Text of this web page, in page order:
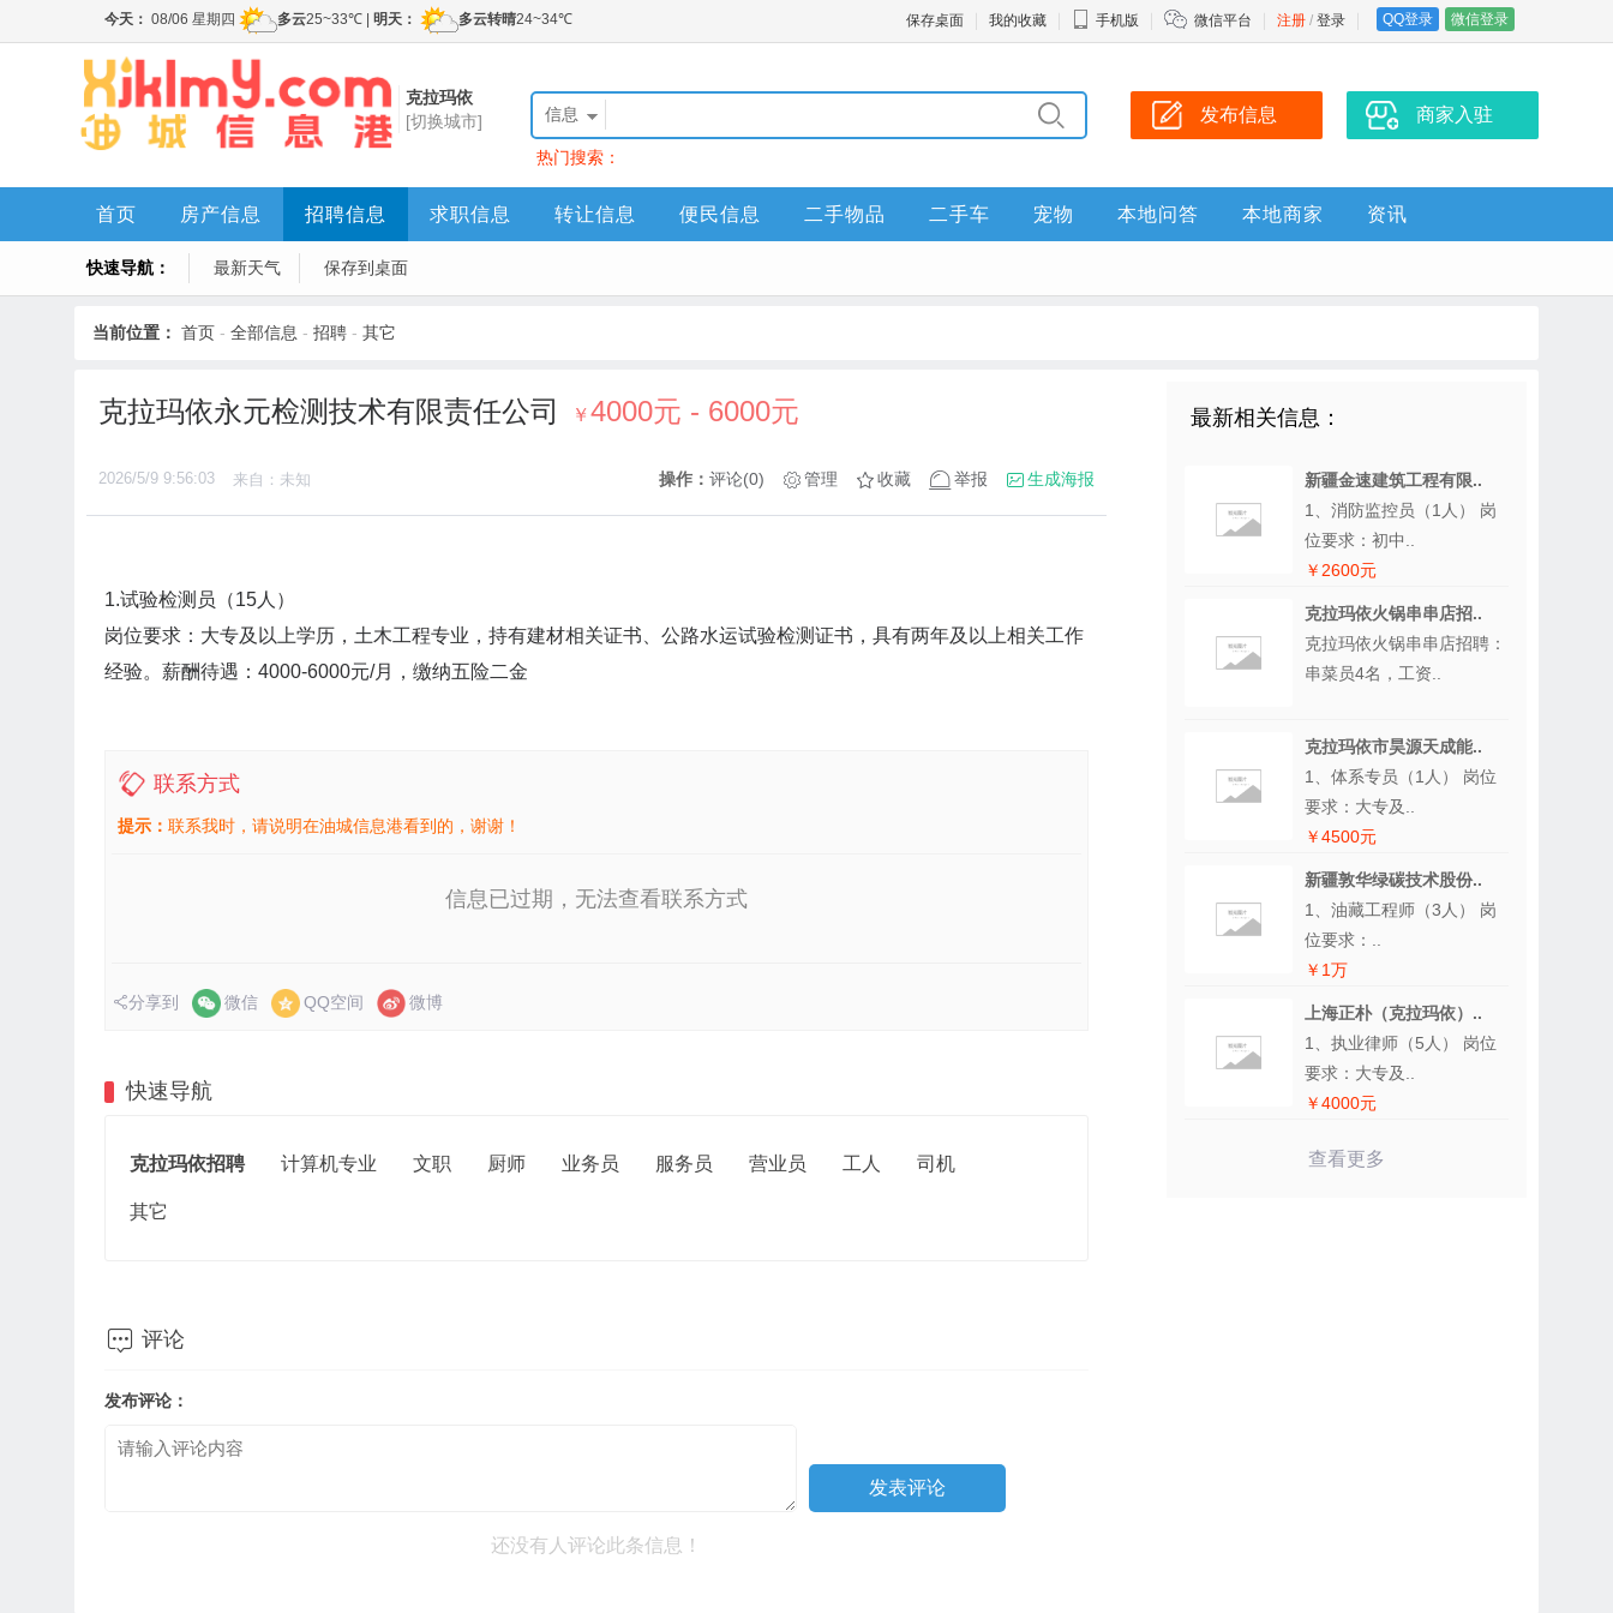
注册 / 登录 QQ登录 微信登录
保存桌面 我的收藏 手机版 微信平台
克拉玛依
[切换城市]
信息
热门搜索：
发布信息 商家入驻
首页 房产信息 招聘信息 求职信息 转让信息 便民信息 二手物品 二手车 宠物 本地问答 本地商家 资讯
快速导航： 最新天气 保存到桌面
当前位置： 首页 - 全部信息 - 招聘 - 其它
克拉玛依永元检测技术有限责任公司 ￥4000元 - 6000元
2026/5/9 9:56:03 来自：未知 操作： 评论(0) 管理 收藏 举报 生成海报
1.试验检测员（15人）
岗位要求：大专及以上学历，土木工程专业，持有建材相关证书、公路水运试验检测证书，具有两年及以上相关工作
经验。薪酬待遇：4000-6000元/月，缴纳五险二金
联系方式
提示： 联系我时，请说明在油城信息港看到的，谢谢！
信息已过期，无法查看联系方式
分享到 微信 QQ空间 微博
快速导航
克拉玛依招聘 计算机专业 文职 厨师 业务员 服务员 营业员 工人 司机
其它
 评论
发布评论：
还没有人评论此条信息！
最新相关信息：
新疆金速建筑工程有限..
1、消防监控员（1人） 岗
位要求：初中..
￥2600元
克拉玛依火锅串串店招..
克拉玛依火锅串串店招聘：
串菜员4名，工资..
克拉玛依市昊源天成能..
1、体系专员（1人） 岗位
要求：大专及..
￥4500元
新疆敦华绿碳技术股份..
1、油藏工程师（3人） 岗
位要求：..
￥1万
上海正朴（克拉玛依）..
1、执业律师（5人） 岗位
要求：大专及..
￥4000元
查看更多